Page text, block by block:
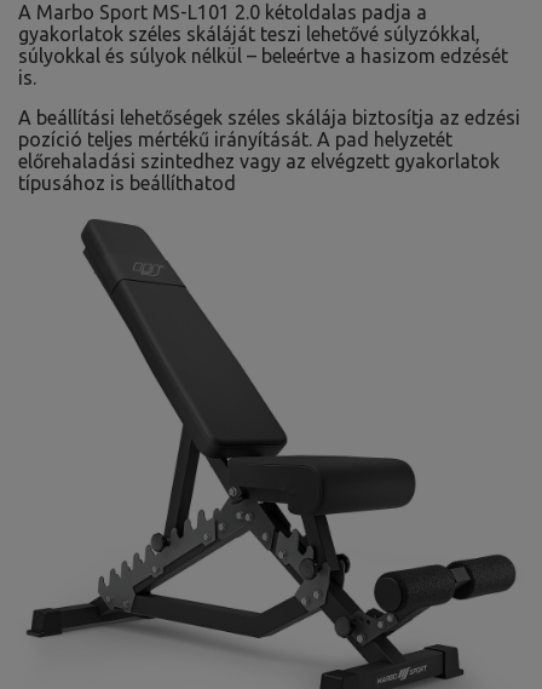
A Marbo Sport MS-L101 2.0 kétoldalas padja a
gyakorlatok széles skáláját teszi lehetővé súlyzókkal,
súlyokkal és súlyok nélkül – beleértve a hasizom edzését
is.
A beállítási lehetőségek széles skálája biztosítja az edzési
pozíció teljes mértékű irányítását. A pad helyzetét
előrehaladási szintedhez vagy az elvégzett gyakorlatok
típusához is beállíthatod